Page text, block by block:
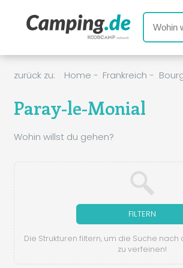
zurück zu: Home - Frankreich -
Paray-le-Monial
Wohin willst du gehen?
FILTERN
Die Strukturen filtern, um die Suche
zu verfeinen!